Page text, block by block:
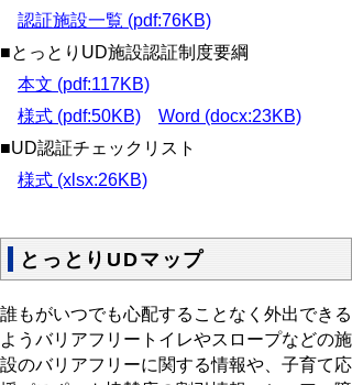
認証施設一覧 (pdf:76KB)
■とっとりUD施設認証制度要綱
本文 (pdf:117KB)
様式 (pdf:50KB)
Word (docx:23KB)
■UD認証チェックリスト
様式 (xlsx:26KB)
とっとりUDマップ
誰もがいつでも心配することなく外出できる
ようバリアフリートイレやスロープなどの施
設のバリアフリーに関する情報や、子育て応